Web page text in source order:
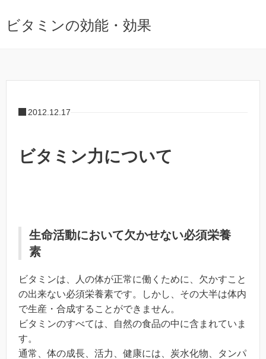
ビタミンの効能・効果
2012.12.17
ビタミン力について
生命活動において欠かせない必須栄養
素
ビタミンは、人の体が正常に働くために、欠かすこと
の出来ない必須栄養素です。しかし、その大半は体内
で生産・合成することができません。
ビタミンのすべては、自然の食品の中に含まれていま
す。
通常、体の成長、活力、健康には、炭水化物、タンパ